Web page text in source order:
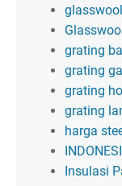
grating
grating
grating
grating
harga
Insulasi